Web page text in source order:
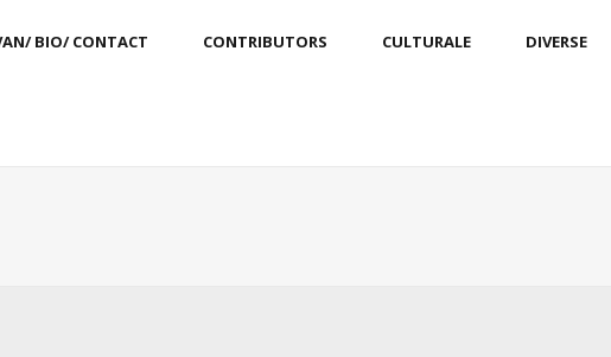
BIO/ CONTACT CONTRIBUTORS CULTURALE DIVERSE